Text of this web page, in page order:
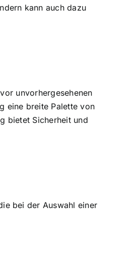
kann auch dazu
unvorhergesehenen
eine breite Palette von
bietet Sicherheit und
bei der Auswahl einer